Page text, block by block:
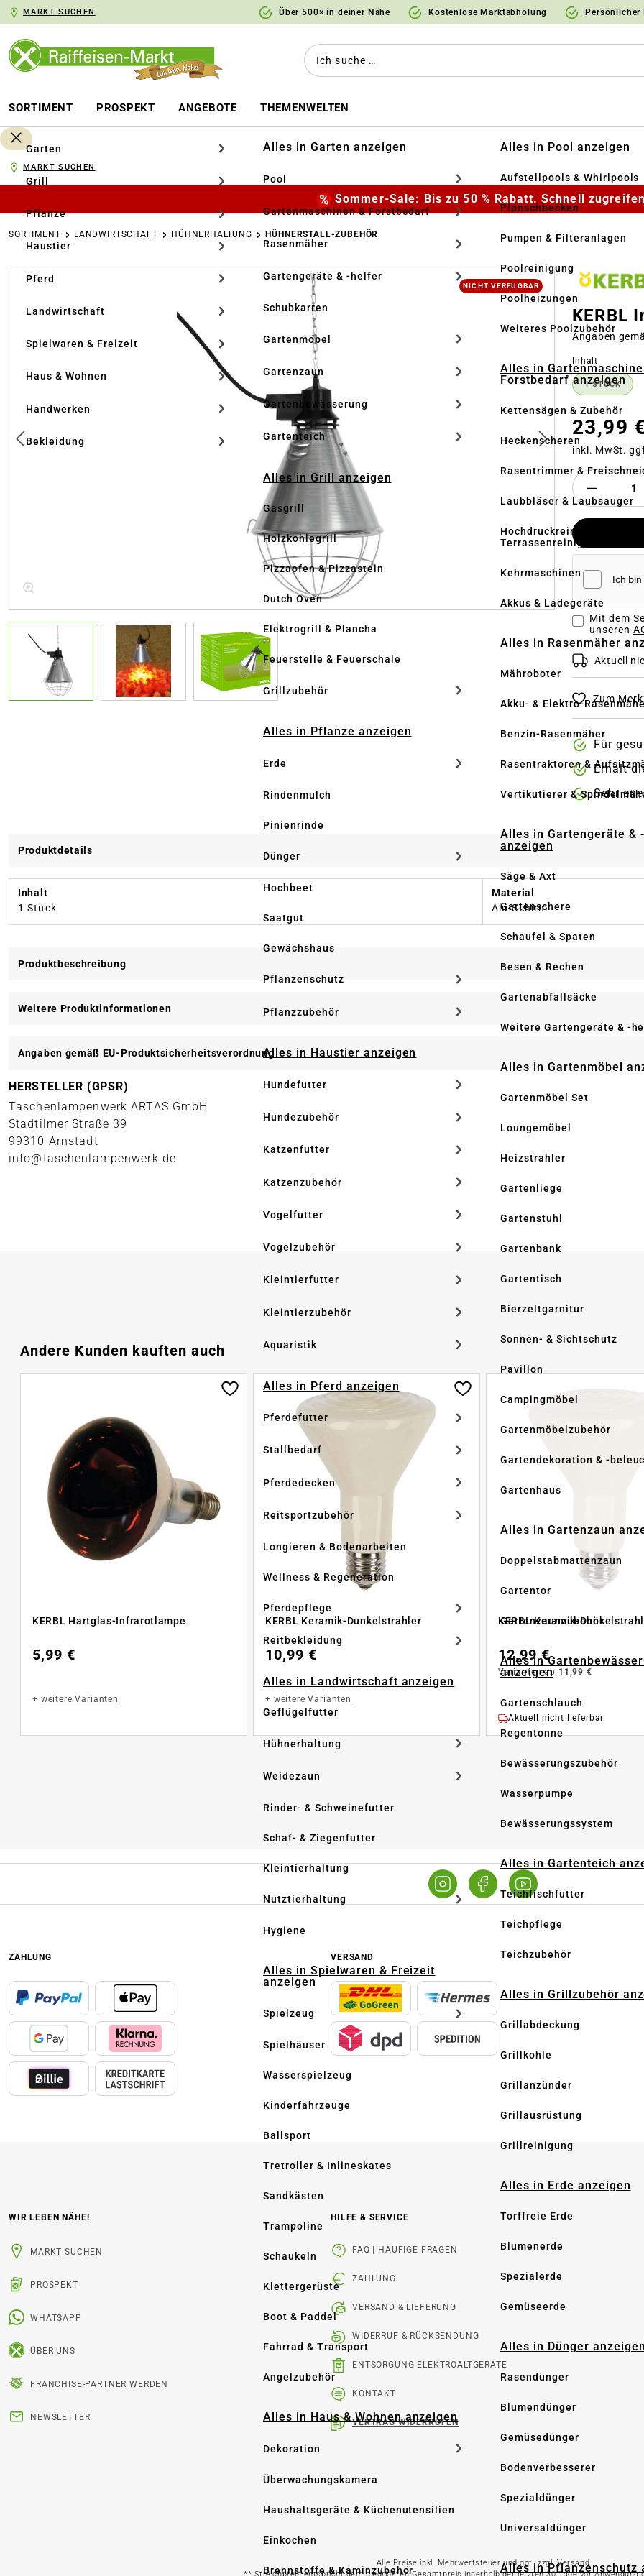
Zur Hauptnavigation springen
MARKT SUCHEN Über 500× in deiner Nähe Kostenlose Marktabholung Persönlicher
SORTIMENT PROSPEKT ANGEBOTE THEMENWELTEN
Garten
Grill
Pflanze
Haustier
Pferd
Landwirtschaft
Spielwaren & Freizeit
Haus & Wohnen
Handwerken
Bekleidung
Alles in Garten anzeigen
Pool
Gartenmaschinen & Forstbedarf
Rasenmäher
Gartengeräte & -helfer
Schubkarren
Gartenmöbel
Gartenzaun
Gartenbewässerung
Gartenteich
Alles in Grill anzeigen
Gasgrill
Holzkohlegrill
Pizzaofen & Pizzastein
Dutch Oven
Elektrogrill & Plancha
Feuerstelle & Feuerschale
Grillzubehör
Alles in Pflanze anzeigen
Erde
Rindenmulch
Pinienrinde
Dünger
Hochbeet
Saatgut
Gewächshaus
Pflanzenschutz
Pflanzzubehör
Alles in Haustier anzeigen
Hundefutter
Hundezubehör
Katzenfutter
Katzenzubehör
Vogelfutter
Vogelzubehör
Kleintierfutter
Kleintierzubehör
Aquaristik
Alles in Pferd anzeigen
Pferdefutter
Stallbedarf
Pferdedecken
Reitsportzubehör
Longieren & Bodenarbeiten
Wellness & Regeneration
Pferdepflege
Reitbekleidung
Alles in Landwirtschaft anzeigen
Geflügelfutter
Hühnerhaltung
Weidezaun
Rinder- & Schweinefutter
Schaf- & Ziegenfutter
Kleintierhaltung
Nutztierhaltung
Hygiene
Alles in Spielwaren & Freizeit
anzeigen
Spielzeug
Spielhäuser
Wasserspielzeug
Kinderfahrzeuge
Ballsport
Tretroller & Inlineskates
Sandkästen
Trampoline
Schaukeln
Klettergerüste
Boot & Paddel
Fahrrad & Transport
Angelzubehör
Alles in Haus & Wohnen anzeigen
Dekoration
Überwachungskamera
Haushaltsgeräte & Küchenutensilien
Einkochen
Brennstoffe & Kaminzubehör
Alles in Pool anzeigen
Aufstellpools & Whirlpools
Planschbecken
Pumpen & Filteranlagen
Poolreinigung
Poolheizungen
Weiteres Poolzubehör
Alles in
Forstbedarf anzeigen
Kettensägen & Zubehör
Heckenscheren
Rasentrimmer &
Laubbläser & Laubsauger
Hochdruckreiniger &
Terrassenreinigung
Kehrmaschinen
Akkus & Ladegeräte
Alles in Rasenmäher
Mähroboter
Akku- & Elektro-
Benzin-Rasenmäher
Rasentraktoren &
Vertikutierer &
Alles in Gartengeräte &
anzeigen
Säge & Axt
Gartenschere
Schaufel & Spaten
Besen & Rechen
Gartenabfallsäcke
Weitere Gartengeräte & -
Alles in Gartenmöbel
Gartenmöbel Set
Loungemöbel
Heizstrahler
Gartenliege
Gartenstuhl
Gartenbank
Gartentisch
Bierzeltgarnitur
Sonnen- & Sichtschutz
Pavillon
Campingmöbel
Gartenmöbelzubehör
Gartendekoration & -
Gartenhaus
Alles in Gartenzaun
Doppelstabmattenzaun
Gartentor
Gartenzaunzubehör
Alles in
anzeigen
Gartenschlauch
Regentonne
Bewässerungszubehör
Wasserpumpe
Bewässerungssystem
Alles in Gartenteich
Teichfischfutter
Teichpflege
Teichzubehör
Alles in Grillzubehör
Grillabdeckung
Grillkohle
Grillanzünder
Grillausrüstung
Grillreinigung
Alles in Erde anzeigen
Torffreie Erde
Blumenerde
Spezialerde
Gemüseerde
Alles in Dünger anzeigen
Rasendünger
Blumendünger
Gemüsedünger
Bodenverbesserer
Spezialdünger
Universaldünger
Alles in Pflanzenschutz
MARKT SUCHEN
Sommer-Sale: Bis zu 50 % Rabatt. Schnell
SORTIMENT LANDWIRTSCHAFT HÜHNERHALTUNG HÜHNERSTALL-ZUBEHÖR
Bildergalerie überspringen
NICHT VERFÜGBAR
KERBL
Angaben
Inhalt
1 STÜCK
(DIESE
23,99 €
inkl. MwSt.
Mit dem
unseren
Aktuell
Zum
Für
Erhält
Sehr
Produktdetails
Inhalt
1 Stück
Material
Alu-Schirm
Produktbeschreibung
Weitere Produktinformationen
Angaben gemäß EU-Produktsicherheitsverordnung
HERSTELLER (GPSR)
Taschenlampenwerk ARTAS GmbH
Stadtilmer Straße 39
99310 Arnstadt
info@taschenlampenwerk.de
Produktgalerie überspringen
Andere Kunden kauften auch
KERBL Hartglas-Infrarotlampe
5,99 €
+ weitere Varianten
KERBL Keramik-Dunkelstrahler
10,99 €
+ weitere Varianten
KERBL Keramik-
12,99 €
Varianten ab 11,99 €
Aktuell nicht lieferbar
ZAHLUNG VERSAND
WIR LEBEN NÄHE!
MARKT SUCHEN
PROSPEKT
WHATSAPP
ÜBER UNS
FRANCHISE-PARTNER WERDEN
NEWSLETTER
HILFE & SERVICE
FAQ | HÄUFIGE FRAGEN
ZAHLUNG
VERSAND & LIEFERUNG
WIDERRUF & RÜCKSENDUNG
ENTSORGUNG ELEKTROALTGERÄTE
KONTAKT
VERTRAG WIDERRUFEN
Alle Preise inkl. Mehrwertsteuer und ggf. zzgl. Versand